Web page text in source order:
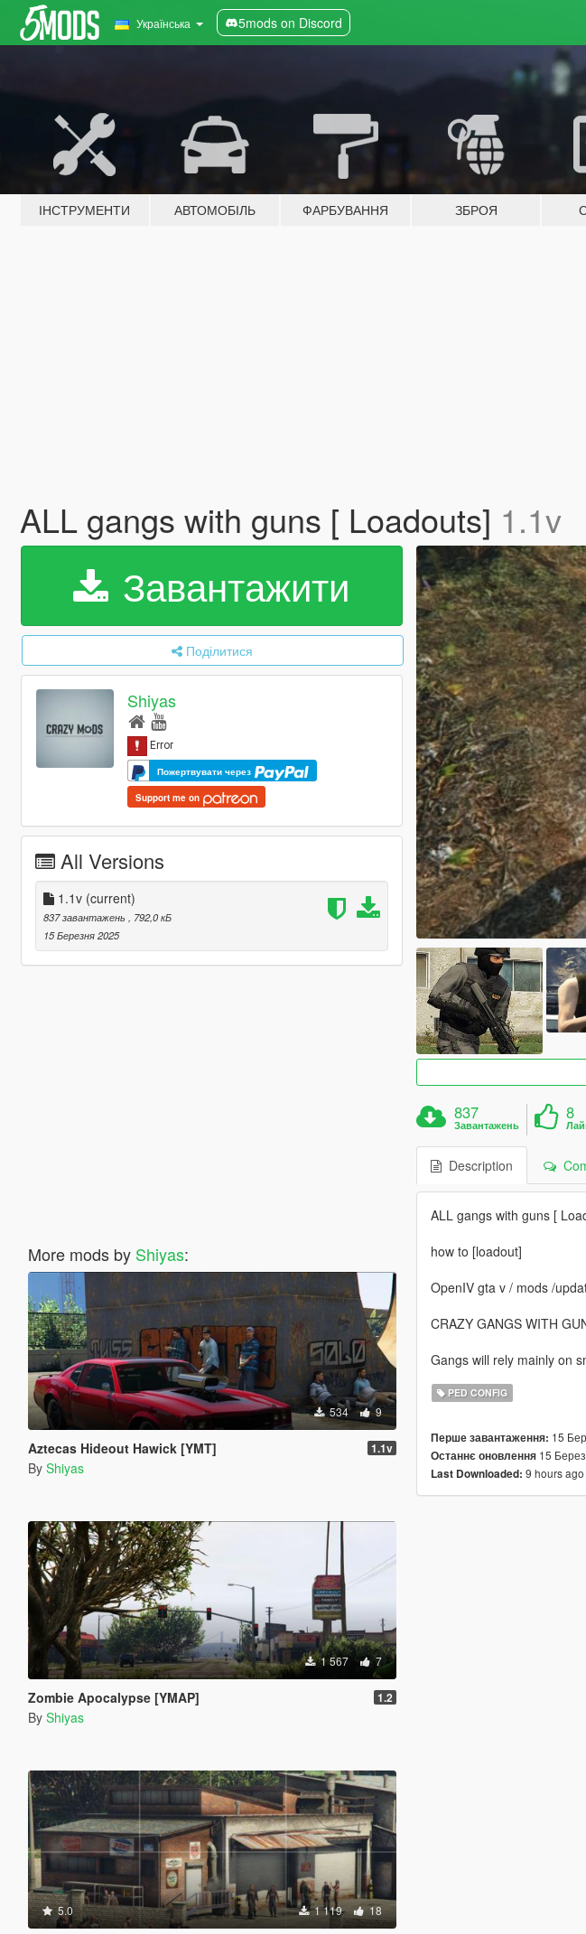
Українська 5mods on Discord
ІНСТРУМЕНТИ АВТОМОБІЛЬ ФАРБУВАННЯ ЗБРОЯ
ALL gangs with guns [ Loadouts] 1.1v
Завантажити
Поділитися
Shiyas
Пожертвувати через
Support me on
All Versions
1.1v (current)
837 завантажень , 792,0 кБ
15 Березня 2025
More mods by Shiyas:
534 9
Aztecas Hideout Hawick [YMT] 1.1v
By Shiyas
1 567 7
Zombie Apocalypse [YMAP] 1.2
By Shiyas
5.0 1 119 18
837
Завантажень
8
Description
ALL gangs with guns [
how to [loadout]
OpenIV gta v / mods /
CRAZY GANGS WITH
Gangs will rely mainly on
PED CONFIG
Перше завантаження: 15
Останнє оновлення15
Last Downloaded: 9 hours ago